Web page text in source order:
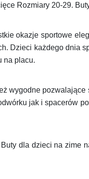
Rozmiary 20-29.
okazje sportowe
Dzieci każdego dnia
na placu.
wygodne pozwalające
jak i spacerów
dla dzieci na zime